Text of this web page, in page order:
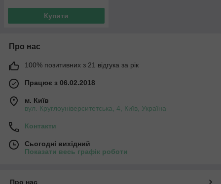
Купити
Про нас
100% позитивних з 21 відгука за рік
Працює з 06.02.2018
м. Київ
вул. Круглоуніверситетська, 4, Київ, Україна
Контакти
Сьогодні вихідний
Показати весь графік роботи
Про нас